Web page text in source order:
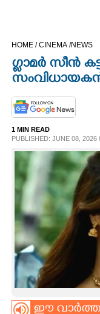
LIFESTYLE
SPIRITUAL
INFO+
ART
ASTRO
HOME /CINEMA /NEWS
ഗ്ളാ​​മ​ർ​ ​സീ​ൻ​
1 MIN READ
PUBLISHED: JUNE 08, 2026
ഈ വാർത്ത